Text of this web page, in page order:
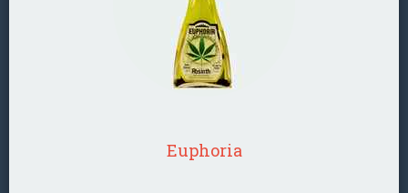
Euphoria